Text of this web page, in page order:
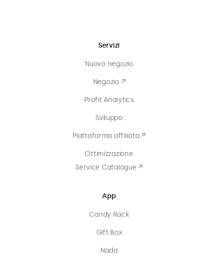
Servizi
Nuovo negozio
Negozio ↗
Profit Analytics
Sviluppo
Piattaforma affiliata ↗
Ottimizzazione
Service Catalogue ↗
App
Candy Rack
Gift Box
Nada